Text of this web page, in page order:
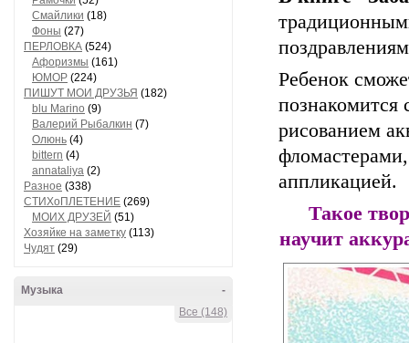
Смaйлики (18)
Фоны (27)
ПЕРЛОВКА (524)
Aфоризмы (161)
ЮМОР (224)
ПИШУТ МОИ ДРУЗЬЯ (182)
blu Marino (9)
Валерий Рыбалкин (7)
Олюнь (4)
bittern (4)
annataliya (2)
Разное (338)
СТИХоПЛЕТЕНИЕ (269)
МОИХ ДРУЗЕЙ (51)
Хозяйке на заметку (113)
Чудят (29)
-
Музыка
Все (148)
Ребенок
рисованием
аппликацией.
Такое
научит